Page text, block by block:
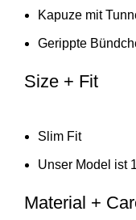
Kapuze mit
Gerippte
Size + Fit
Slim Fit
Unser Model ist
Material +